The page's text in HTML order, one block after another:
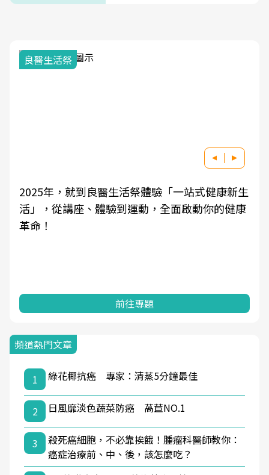
我與健康韌性的距離
良醫健康網從「換季的身體變化」出發，透過醫
學觀點與日常感受的對話，建立對亞健康的認
知，進而引導實際的改善行動。
前往專題
頻道熱門文章
1 綠花椰抗癌 專家：清蒸5分鐘最佳
2 日風靡淡色蔬菜防癌 萵苣NO.1
3
殺死癌細胞，不必靠挨餓！腫瘤科醫師教你：
癌症治療前、中、後，該怎麼吃？